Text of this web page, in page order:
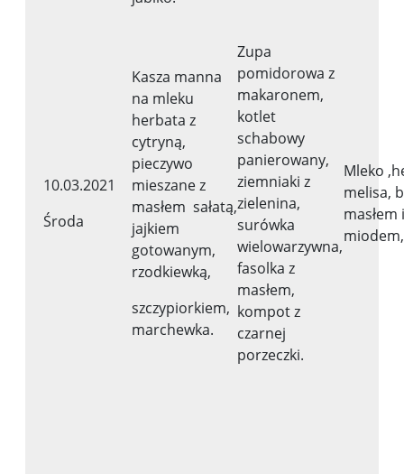
10.03.2021
Środa
Kasza manna
na mleku
herbata z
cytryną,
pieczywo
mieszane z
masłem sałatą,
jajkiem
gotowanym,
rzodkiewką,
szczypiorkiem,
marchewka.
Zupa
pomidorowa z
makaronem,
kotlet
schabowy
panierowany,
ziemniaki z
zielenina,
surówka
wielowarzywna,
fasolka z
masłem,
kompot z
czarnej
porzeczki.
Mleko
melisa,
masłem i